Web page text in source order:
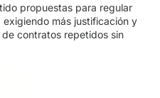
propuestas para regular
, exigiendo más justificación y
contratos repetidos sin